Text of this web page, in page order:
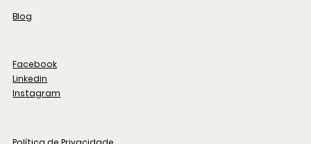
Blog
Facebook
Linkedin
Instagram